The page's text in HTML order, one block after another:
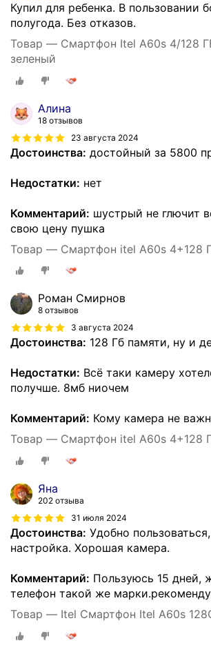
Купил для ребенка. В пользовании
полугода. Без отказов.
Товар — Смартфон Itel A60s 4/128
зелeный
Алина
18 отзывов
23 августа 2024
Достоинства: достойный за 5800
Недостатки: нет
Комментарий: шустрый не глючит
свою цену пушка
Товар — Смартфон itel A60s 4+128
Роман Смирнов
8 отзывов
3 августа 2024
Достоинства: 128 Гб памяти, ну и
Недостатки: Всё таки камеру
получше. 8мб ниочем
Комментарий: Кому камера не
Товар — Смартфон itel A60s 4+128
Яна
202 отзыва
31 июля 2024
Достоинства: Удобно
настройка. Хорошая камера.
Комментарий: Пользуюсь 15 дней,
телефон такой же
Товар — Itel Смартфон Itel A60s